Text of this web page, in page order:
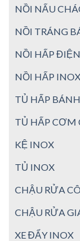
NỒI NẤU
NỒI TRÁNG
NỒI HẤP
NỒI HẤP
TỦ HẤP
TỦ HẤP CƠM
KỆ INOX
TỦ INOX
CHẬU RỬA
CHẬU RỬA
XE ĐẨY INOX